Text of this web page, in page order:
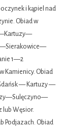
i kąpiel nad
Obiad w
1—2
Kamienicy. Obiad
— Kartuzy —
lub Węsior.
Podjazach. Obiad